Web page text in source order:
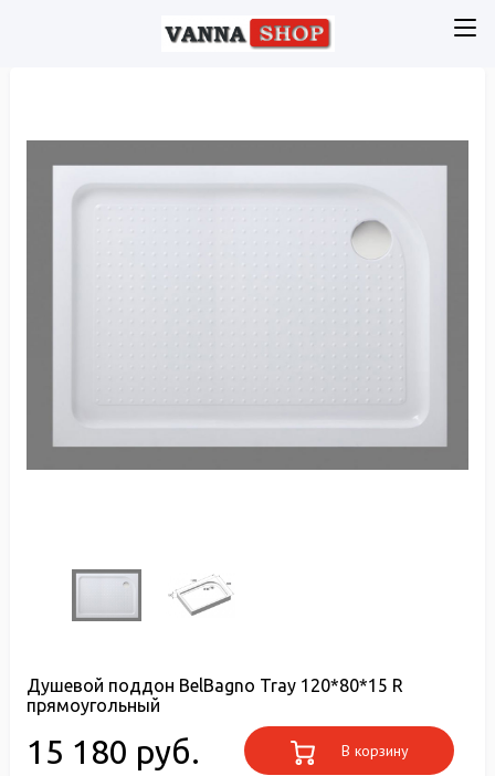
Душевой поддон BelBagno Tray 120*80*15 R
прямоугольный
15 180 руб. В корзину